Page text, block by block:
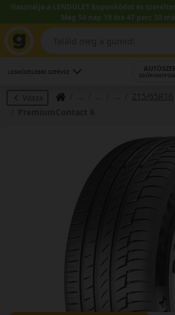
Használja a LENDÜLET kuponkódot és
Még 54 nap 19 óra 47 perc 30
LEGKÖZELEBBI SZERVIZ
Vissza
215/65R16